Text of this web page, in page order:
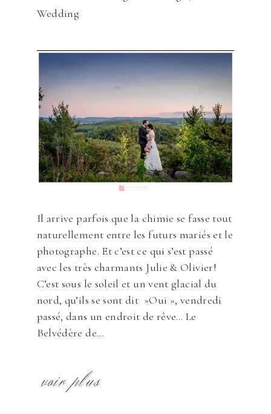
Wedding
Il arrive parfois que la chimie se fasse tout
naturellement entre les futurs mariés et le
photographe. Et c’est ce qui s’est passé
avec les très charmants Julie & Olivier!
C’est sous le soleil et un vent glacial du
nord, qu’ils se sont dit »Oui », vendredi
passé, dans un endroit de rêve… Le
Belvédère de...
voir plus